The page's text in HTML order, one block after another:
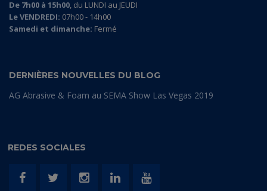
De 7h00 à 15h00, du LUNDI au JEUDI
Le VENDREDI: 07h00 - 14h00
Samedi et dimanche: Fermé
DERNIÈRES NOUVELLES DU BLOG
AG Abrasive & Foam au SEMA Show Las Vegas 2019
REDES SOCIALES